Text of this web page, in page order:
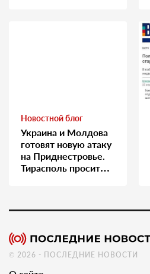
Новостной блог
Украина и Молдова
готовят новую атаку
на Приднестровье.
Тирасполь просит
© 2026 - ПОСЛЕДНИЕ НОВОСТИ